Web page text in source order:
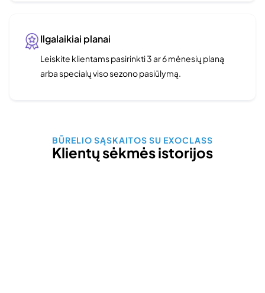
Ilgalaikiai planai
Leiskite klientams pasirinkti 3 ar 6 mėnesių planą
arba specialų viso sezono pasiūlymą.
BŪRELIO SĄSKAITOS SU EXOCLASS
Klientų sėkmės istorijos